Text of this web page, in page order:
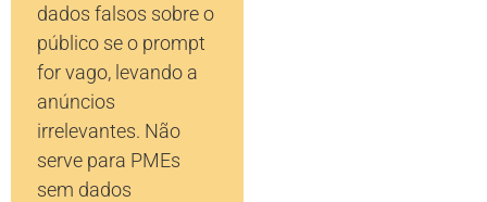
dados falsos sobre o
público se o prompt
for vago, levando a
anúncios
irrelevantes. Não
serve para PMEs
sem dados